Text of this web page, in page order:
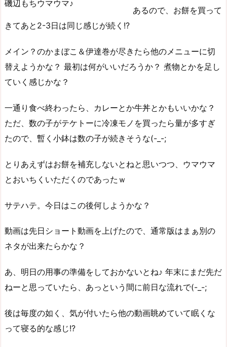
磯辺もちウマウマ♪
あるので、お餅を買って
きてあと2-3日は同じ感じが続く!?
メイン？のかまぼこ＆伊達巻が尽きたら他のメニューに切
替えようかな？ 最初は何がいいだろうか？ 煮物とかを足し
ていく感じかな？
一通り食べ終わったら、カレーとか牛丼とかもいいかな？
ただ、数の子がテケトーに冷凍モノを買ったら量が多すぎ
たので、暫く小鉢は数の子が続きそうな(-_-;
とりあえずはお餅を補充しないとねと思いつつ、ウマウマ
とおいちくいただくのであったｗ
サテハテ。今日はこの後何しようかな？
動画は先日ショート動画を上げたので、通常版はまぁ別の
ネタが出来たらかな？
あ、明日の用事の準備をしておかないとね♪ 年末にまだ先だ
ねーと思っていたら、あっという間に前日な流れで(-_-;
後は毎度の如く、気が付いたら他の動画眺めていて眠くな
って寝る的な感じ!?